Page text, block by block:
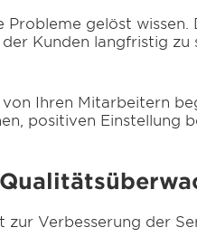
gelöst
Kunden langfristig zu
Ihren Mitarbeitern
positiven Einstellung
Verbesserung der